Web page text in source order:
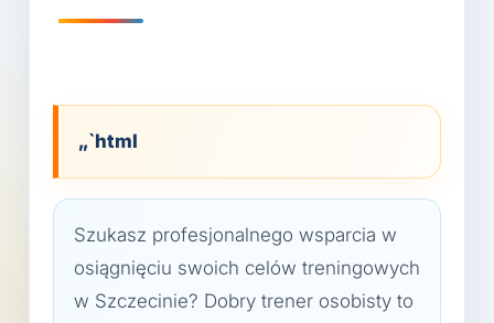
„`html
Szukasz profesjonalnego wsparcia w
osiągnięciu swoich celów treningowych
w Szczecinie? Dobry trener osobisty to